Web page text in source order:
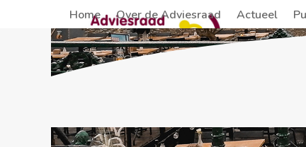
Home Over de Adviesraad Actueel